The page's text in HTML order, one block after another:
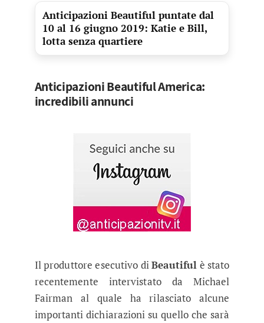
Anticipazioni Beautiful puntate dal
10 al 16 giugno 2019: Katie e Bill,
lotta senza quartiere
Anticipazioni Beautiful America:
incredibili annunci
Il produttore esecutivo diBeautiful è stato
recentemente intervistato da Michael
Fairman al quale ha rilasciato alcune
importanti dichiarazioni su quello che sarà